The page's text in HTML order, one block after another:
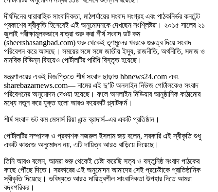
দীর্ঘদিনের ধারাবাহিক সাংবাদিকতা, মাঠপর্যায়ের সংবাদ সংগ্রহ এবং পাঠকনির্ভর কনটেন্ট
প্রকাশের স্বীকৃতি হিসেবেই এই অনুমোদনকে দেখছেন সংশ্লিষ্টরা। ২০১৫ সালের ২১
জুলাই পরীক্ষামূলকভাবে যাত্রা শুরু করা শীর্ষ সংবাদ ডট কম
(sheershasangbad.com) শুরু থেকেই তৃণমূলের খবরকে গুরুত্ব দিয়ে সংবাদ
পরিবেশন করে আসছে। সময়ের সঙ্গে সঙ্গে জাতীয় ইস্যু, রাজনীতি, অর্থনীতি, সমাজ ও
মানবিক বিভিন্ন বিষয়েও পোর্টালটির পরিধি বিস্তৃত হয়েছে।
মন্ত্রণালয়ের একই বিজ্ঞপ্তিতে শীর্ষ সংবাদ ছাড়াও hbnews24.com এবং
sharebazarnews.com— নামের এই দু’টি অনলাইন নিউজ পোর্টালকেও সংবাদ
পরিবেশনের অনুমোদন দেওয়া হয়েছে। ফলে অনলাইন মিডিয়ার আনুষ্ঠানিক কাঠামোর
মধ্যে নতুন করে যুক্ত হলো আরও কয়েকটি প্ল্যাটফর্ম।
শীর্ষ সংবাদ ডট কম মেসার্স রিয়া এন্ড ব্রাদার্স–এর একটি প্রতিষ্ঠান।
পোর্টালটির সম্পাদক ও প্রকাশক নজরুল ইসলাম জয় বলেন, সরকারি এই স্বীকৃতি শুধু
একটি কাগুজে অনুমোদন নয়, এটি দায়িত্ব আরও বাড়িয়ে দিয়েছে।
তিনি আরও বলেন, আমরা শুরু থেকেই চেষ্টা করেছি সত্য ও বস্তুনিষ্ঠ সংবাদ পাঠকের
কাছে পৌঁছে দিতে। সরকারের এই অনুমোদন আমাদের সেই প্রচেষ্টাকে প্রাতিষ্ঠানিক
স্বীকৃতি দিয়েছে। ভবিষ্যতে আরও দায়িত্বশীল সাংবাদিকতা উপহার দিতে আমরা
বদ্ধপরিকর।